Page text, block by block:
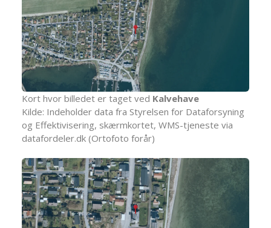
Kort hvor billedet er taget ved Kalvehave
Kilde: Indeholder data fra Styrelsen for Dataforsyning
og Effektivisering, skærmkortet, WMS-tjeneste via
datafordeler.dk (Ortofoto forår)